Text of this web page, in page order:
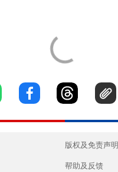
版权及免责声明
帮助及反馈